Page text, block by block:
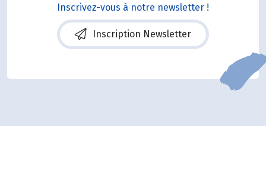
Inscrivez-vous à notre newsletter !
Inscription Newsletter